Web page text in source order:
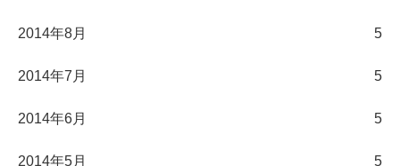
2014年8月 5
2014年7月 5
2014年6月 5
2014年5月 5